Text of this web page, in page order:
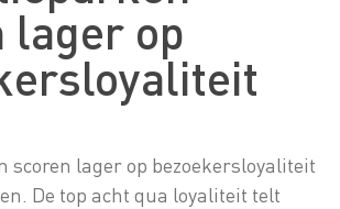
lager op
scoren lager op bezoekersloyaliteit
De top acht qua loyaliteit telt